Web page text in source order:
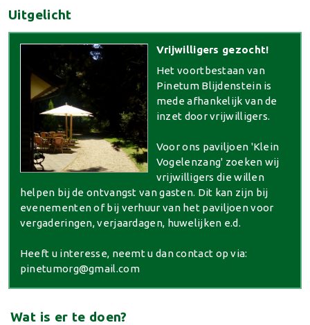
Uitgelicht
Vrijwilligers gezocht!
Het voortbestaan van
Pinetum Blijdenstein is
mede afhankelijk van de
inzet door vrijwilligers.
Voor ons paviljoen 'Klein
Vogelenzang' zoeken wij
vrijwilligers die willen
helpen bij de ontvangst van gasten. Dit kan zijn bij
evenementen of bij verhuur van het paviljoen voor
vergaderingen, verjaardagen, huwelijken e.d.
Heeft u interesse, neemt u dan contact op via:
pinetumorg@gmail.com
Wat is er te doen?